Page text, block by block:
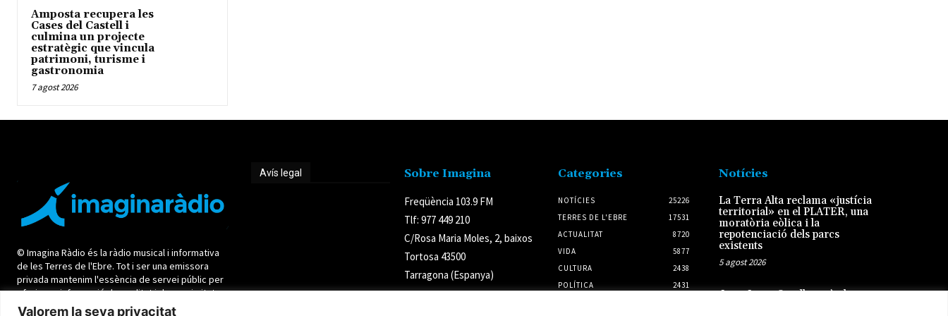
Valorem la seva privacitat
Amposta recupera les
Cases del Castell i
culmina un projecte
estratègic que vincula
patrimoni, turisme i
gastronomia
7 agost 2026
© Imagina Ràdio és la ràdio musical i informativa
de les Terres de l'Ebre. Tot i ser una emissora
privada mantenim l'essència de servei públic per
oferir una informació de qualitat i de proximitat.
Avís legal Sobre Imagina
Freqüència 103.9 FM
Tlf: 977 449 210
C/Rosa Maria Moles, 2, baixos
Tortosa 43500
Tarragona (Espanya)
Categories
NOTÍCIES
25226
TERRES DE L'EBRE
17531
ACTUALITAT
8720
VIDA
5877
CULTURA
2438
POLÍTICA
2431
Notícies
La Terra Alta reclama «justícia
territorial» en el PLATER, una
moratòria eòlica i la
repotenciació dels parcs
existents
5 agost 2026
Joan Josep Omella serà el